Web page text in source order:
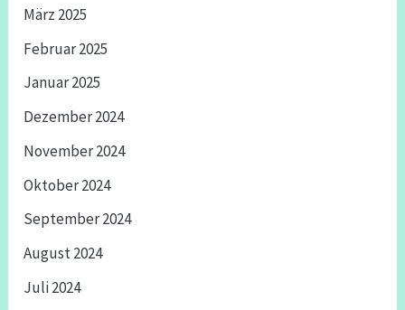
März 2025
Februar 2025
Januar 2025
Dezember 2024
November 2024
Oktober 2024
September 2024
August 2024
Juli 2024